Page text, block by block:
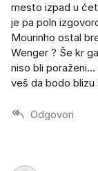
mesto izpad u
je pa poln
Mourinho ostal
Wenger ? Še kr
niso bli
veš da bodo
Odgovori